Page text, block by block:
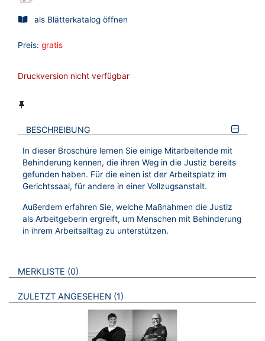
als Blätterkatalog öffnen
Preis: gratis
Druckversion nicht verfügbar
BESCHREIBUNG
In dieser Broschüre lernen Sie einige Mitarbeitende mit
Behinderung kennen, die ihren Weg in die Justiz bereits
gefunden haben. Für die einen ist der Arbeitsplatz im
Gerichtssaal, für andere in einer Vollzugsanstalt.
Außerdem erfahren Sie, welche Maßnahmen die Justiz
als Arbeitgeberin ergreift, um Menschen mit Behinderung
in ihrem Arbeitsalltag zu unterstützen.
VERWEISE AUF VERMERKTE- ODER ZULETZT ANGESEHENE
MERKLISTE 0 BROSCHÜREN
ZULETZT ANGESEHEN 1 BROSCHÜREN